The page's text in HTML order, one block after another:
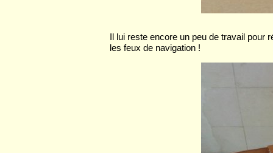
Il lui reste encore un peu de travail pour
les feux de navigation !